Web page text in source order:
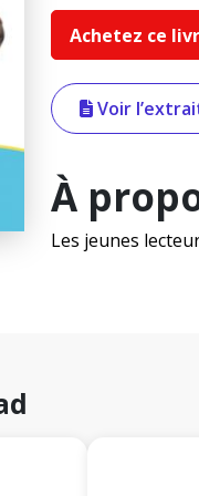
Achetez ce
Voir
À
Les jeunes